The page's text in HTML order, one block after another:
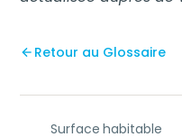
Retour au Glossaire
Surface habitable